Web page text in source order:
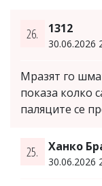
26. 1312
30.06.2026
Мразят го
показа колко
паляците се
25. Ханко
30.06.2026